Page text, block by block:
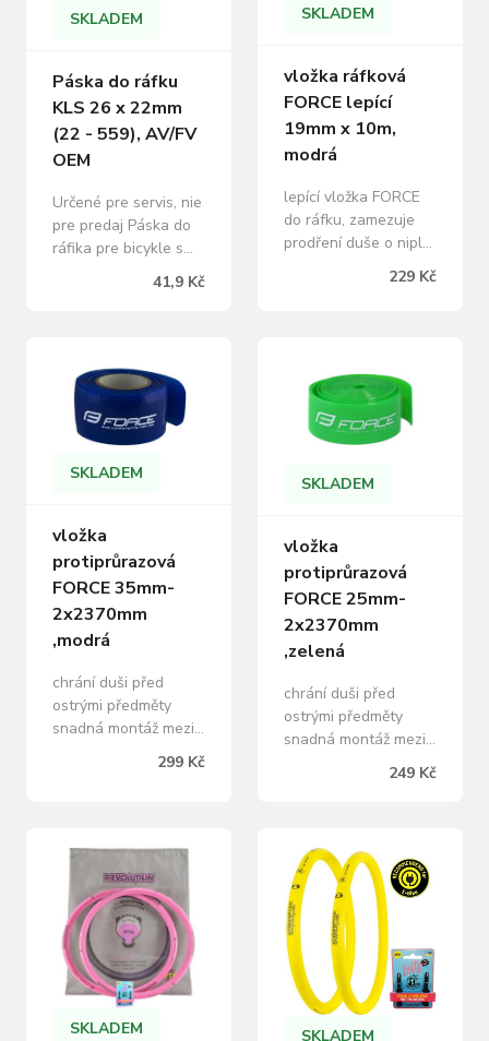
SKLADEM
Páska do ráfku
KLS 26 x 22mm
(22 - 559), AV/FV
OEM
Určené pre servis, nie
pre predaj Páska do
ráfika pre bicykle s
Odporúčané pre
dvojstenný ráfik
Veľkosť otvoru 9 mm
AV / FV Šírka: 22mm
41,9 Kč
SKLADEM
vložka ráfková
FORCE lepící
19mm x 10m,
modrá
lepící vložka FORCE
do ráfku, zamezuje
prodření duše o niple
NE pro bezdušové
provedení délka: 10 m
FORCE
229 Kč
SKLADEM
vložka
protiprůrazová
FORCE 35mm-
2x2370mm
,modrá
chrání duši před
ostrými předměty
snadná montáž mezi
plášť a duši délka: 2 x
TPU baleno na kartě
299 Kč
SKLADEM
vložka
protiprůrazová
FORCE 25mm-
2x2370mm
,zelená
chrání duši před
ostrými předměty
snadná montáž mezi
plášť a duši délka: 2 x
2370 mm ( sada
TPU baleno na kartě
FORCE
249 Kč
SKLADEM SKLADEM